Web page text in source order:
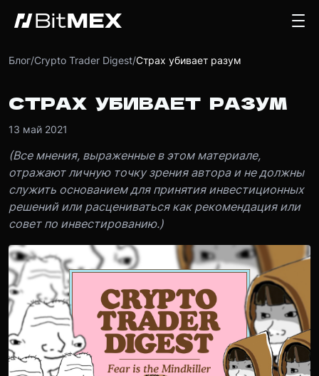
Блог/Crypto Trader Digest/Страх убивает разум
СТРАХ УБИВАЕТ РАЗУМ
13 май 2021
(Все мнения, выраженные в этом материале,
отражают личную точку зрения автора и не должны
служить основанием для принятия инвестиционных
решений или расцениваться как рекомендация или
совет по инвестированию.)